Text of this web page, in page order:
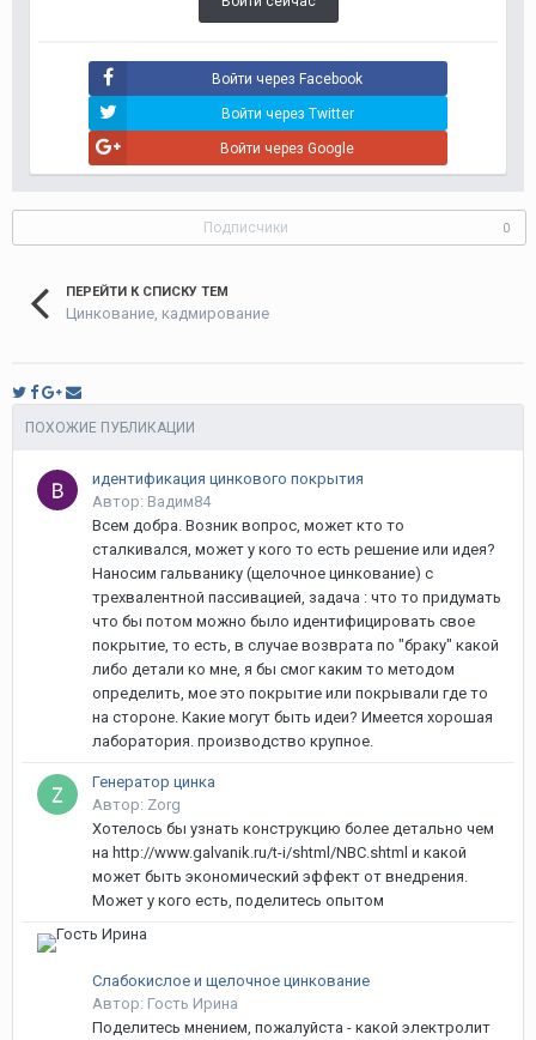
Войти через Facebook
Войти через Twitter
Войти через Google
Подписчики 0
ПЕРЕЙТИ К СПИСКУ ТЕМ
Цинкование, кадмирование
ПОХОЖИЕ ПУБЛИКАЦИИ
идентификация цинкового покрытия
Автор: Вадим84
Всем добра. Возник вопрос, может кто то
сталкивался, может у кого то есть решение или идея?
Наносим гальванику (щелочное цинкование) с
трехвалентной пассивацией, задача : что то придумать
что бы потом можно было идентифицировать свое
покрытие, то есть, в случае возврата по "браку" какой
либо детали ко мне, я бы смог каким то методом
определить, мое это покрытие или покрывали где то
на стороне. Какие могут быть идеи? Имеется хорошая
лаборатория. производство крупное.
Генератор цинка
Автор: Zorg
Хотелось бы узнать конструкцию более детально чем
на http://www.galvanik.ru/t-i/shtml/NBC.shtml и какой
может быть экономический эффект от внедрения.
Может у кого есть, поделитесь опытом
Слабокислое и щелочное цинкование
Автор: Гость Иринa
Поделитесь мнением, пожалуйста - какой электролит